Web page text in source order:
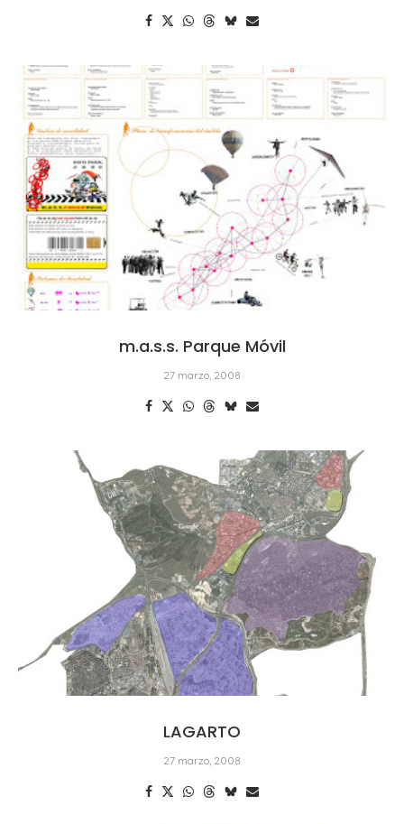
m.a.s.s. Parque Móvil
27 marzo, 2008
LAGARTO
27 marzo, 2008